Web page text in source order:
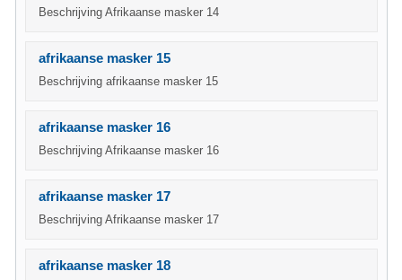
Beschrijving Afrikaanse masker 14
afrikaanse masker 15
Beschrijving afrikaanse masker 15
afrikaanse masker 16
Beschrijving Afrikaanse masker 16
afrikaanse masker 17
Beschrijving Afrikaanse masker 17
afrikaanse masker 18